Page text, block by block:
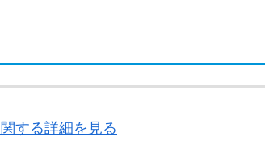
する詳細を見る